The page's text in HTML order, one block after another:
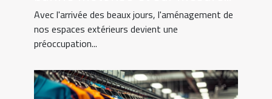
pour votre maison
Avec l'arrivée des beaux jours, l'aménagement de
nos espaces extérieurs devient une
préoccupation...